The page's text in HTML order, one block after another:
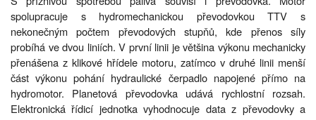
spolupracuje s hydromechanickou převodovkou TTV s
nekonečným počtem převodových stupňů, kde přenos síly
probíhá ve dvou liniích. V první linii je většina výkonu mechanicky
přenášena z klikové hřídele motoru, zatímco v druhé linii menší
část výkonu pohání hydraulické čerpadlo napojené přímo na
hydromotor. Planetová převodovka udává rychlostní rozsah.
Elektronická řídicí jednotka vyhodnocuje data z převodovky a